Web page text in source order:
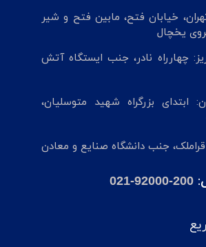
خیابان فتح، مابین فتح و شیر
یخچال
چهارراه نادر، جنب ایستگاه آتش
ابتدای بزرگراه شهید متوسلیان،
قراملک، جنب دانشگاه صنایع و معادن
021-92000-200